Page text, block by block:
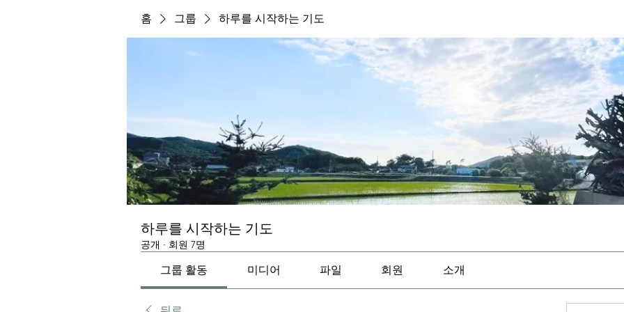
홈 그룹 하루를 시작하는 기도
하루를 시작하는 기도
공개 · 회원 7명
그룹 활동 미디어 파일 회원 소개